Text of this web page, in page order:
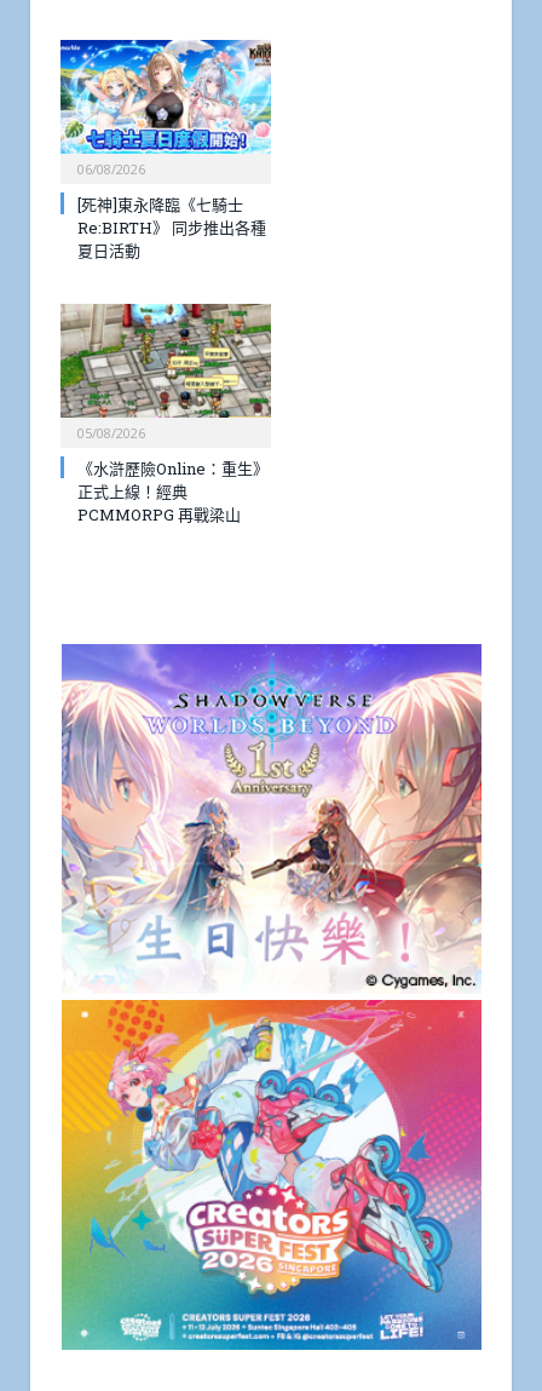
06/08/2026
[死神]東永降臨《七騎士
Re:BIRTH》 同步推出各種
夏日活動
05/08/2026
《水滸歷險Online：重生》
正式上線！經典
PCMMORPG 再戰梁山